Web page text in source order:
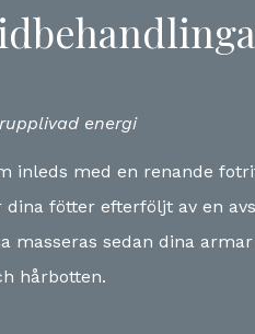
energi
inleds med en renande
fötter efterföljt av en
masseras sedan dina
hårbotten.